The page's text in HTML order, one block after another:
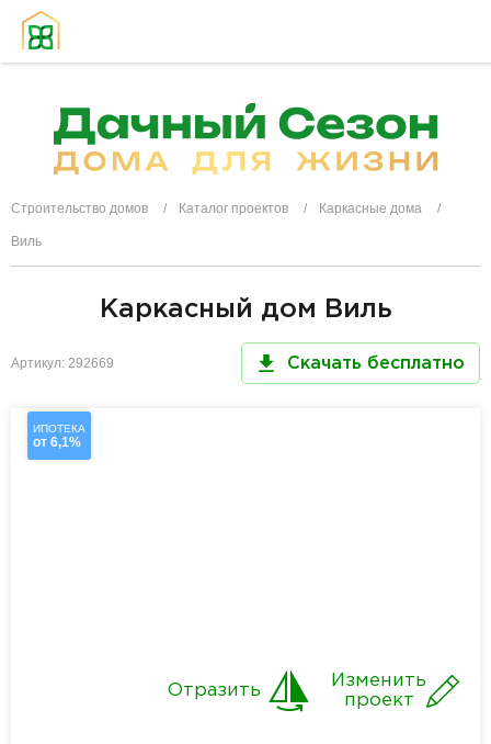
Строительство домов Каталог проектов Каркасные дома
Виль
Каркасный дом Виль
Артикул: 292669 Скачать бесплатно
ИПОТЕКА
от 6,1%
Изменить
проект
Отразить